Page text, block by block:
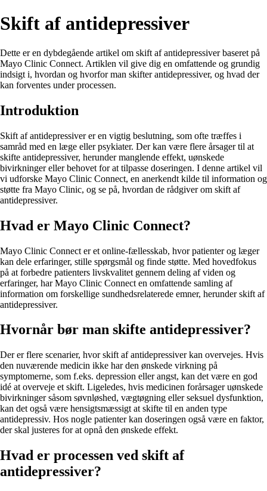
Skift af antidepressiver
Dette er en dybdegående artikel om skift af antidepressiver baseret på
Mayo Clinic Connect. Artiklen vil give dig en omfattende og grundig
indsigt i, hvordan og hvorfor man skifter antidepressiver, og hvad der
kan forventes under processen.
Introduktion
Skift af antidepressiver er en vigtig beslutning, som ofte træffes i
samråd med en læge eller psykiater. Der kan være flere årsager til at
skifte antidepressiver, herunder manglende effekt, uønskede
bivirkninger eller behovet for at tilpasse doseringen. I denne artikel vil
vi udforske Mayo Clinic Connect, en anerkendt kilde til information og
støtte fra Mayo Clinic, og se på, hvordan de rådgiver om skift af
antidepressiver.
Hvad er Mayo Clinic Connect?
Mayo Clinic Connect er et online-fællesskab, hvor patienter og læger
kan dele erfaringer, stille spørgsmål og finde støtte. Med hovedfokus
på at forbedre patienters livskvalitet gennem deling af viden og
erfaringer, har Mayo Clinic Connect en omfattende samling af
information om forskellige sundhedsrelaterede emner, herunder skift af
antidepressiver.
Hvornår bør man skifte antidepressiver?
Der er flere scenarier, hvor skift af antidepressiver kan overvejes. Hvis
den nuværende medicin ikke har den ønskede virkning på
symptomerne, som f.eks. depression eller angst, kan det være en god
idé at overveje et skift. Ligeledes, hvis medicinen forårsager uønskede
bivirkninger såsom søvnløshed, vægtøgning eller seksuel dysfunktion,
kan det også være hensigtsmæssigt at skifte til en anden type
antidepressiv. Hos nogle patienter kan doseringen også være en faktor,
der skal justeres for at opnå den ønskede effekt.
Hvad er processen ved skift af
antidepressiver?